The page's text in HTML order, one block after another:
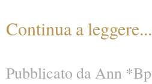
Continua a
Pubblicato da Ann